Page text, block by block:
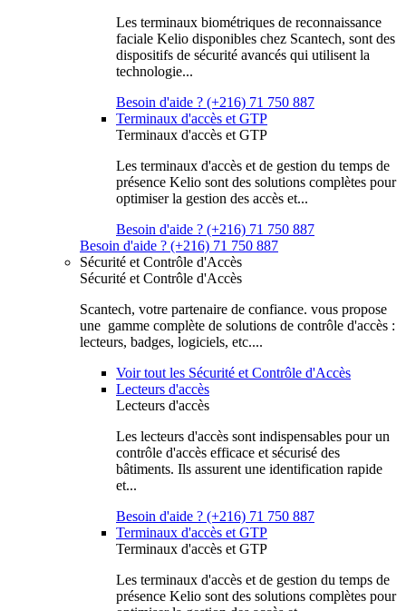
Les terminaux biométriques de reconnaissance
faciale Kelio disponibles chez Scantech, sont des
dispositifs de sécurité avancés qui utilisent la
technologie...
Besoin d'aide ? (+216) 71 750 887
Terminaux d'accès et GTP
Terminaux d'accès et GTP
Les terminaux d'accès et de gestion du temps de
présence Kelio sont des solutions complètes pour
optimiser la gestion des accès et...
Besoin d'aide ? (+216) 71 750 887
Besoin d'aide ? (+216) 71 750 887
Sécurité et Contrôle d'Accès
Sécurité et Contrôle d'Accès
Scantech, votre partenaire de confiance. vous propose
une gamme complète de solutions de contrôle d'accès :
lecteurs, badges, logiciels, etc....
Voir tout les Sécurité et Contrôle d'Accès
Lecteurs d'accès
Lecteurs d'accès
Les lecteurs d'accès sont indispensables pour un
contrôle d'accès efficace et sécurisé des
bâtiments. Ils assurent une identification rapide
et...
Besoin d'aide ? (+216) 71 750 887
Terminaux d'accès et GTP
Terminaux d'accès et GTP
Les terminaux d'accès et de gestion du temps de
présence Kelio sont des solutions complètes pour